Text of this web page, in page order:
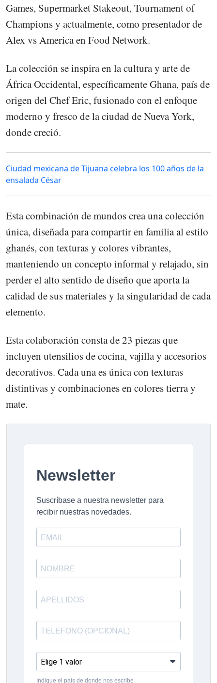
Games, Supermarket Stakeout, Tournament of
Champions y actualmente, como presentador de
Alex vs America en Food Network.
La colección se inspira en la cultura y arte de
África Occidental, específicamente Ghana, país de
origen del Chef Eric, fusionado con el enfoque
moderno y fresco de la ciudad de Nueva York,
donde creció.
Ciudad mexicana de Tijuana celebra los 100 años de la
ensalada César
Esta combinación de mundos crea una colección
única, diseñada para compartir en familia al estilo
ghanés, con texturas y colores vibrantes,
manteniendo un concepto informal y relajado, sin
perder el alto sentido de diseño que aporta la
calidad de sus materiales y la singularidad de cada
elemento.
Esta colaboración consta de 23 piezas que
incluyen utensilios de cocina, vajilla y accesorios
decorativos. Cada una es única con texturas
distintivas y combinaciones en colores tierra y
mate.